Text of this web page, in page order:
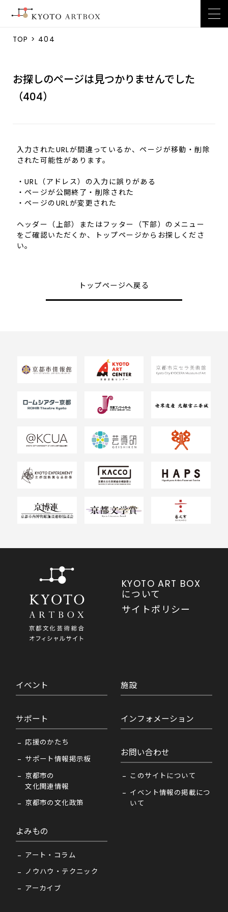
TOP > 404
お探しのページは見つかりませんでした
（404）
入力されたURLが間違っているか、ページが移動・削除
された可能性があります。
・URL（アドレス）の入力に誤りがある
・ページが公開終了・削除された
・ページのURLが変更された
ヘッダー（上部）またはフッター（下部）のメニュー
をご確認いただくか、トップページからお探しくださ
い。
トップページへ戻る
KYOTO ART BOX
について
サイトポリシー
イベント
サポート
応援のかたち
サポート情報掲示板
京都市の
文化関連情報
京都市の文化政策
よみもの
アート・コラム
ノウハウ・テクニック
アーカイブ
施設
インフォメーション
お問い合わせ
このサイトについて
イベント情報の掲載につ
いて